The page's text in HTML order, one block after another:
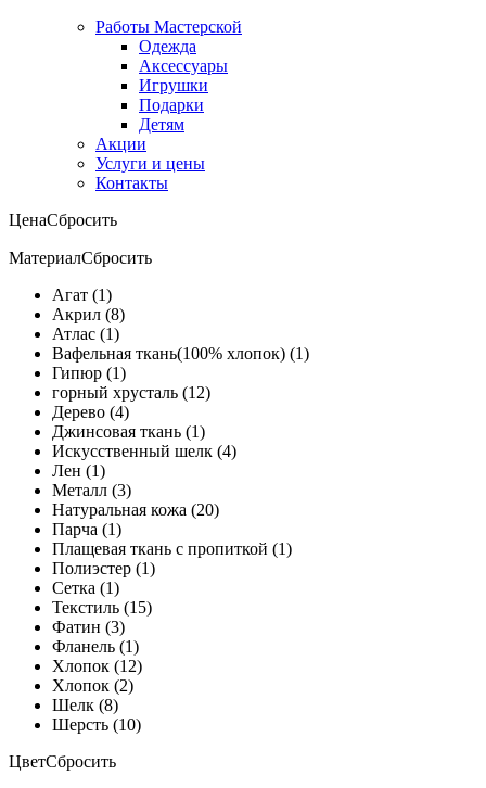
Работы Мастерской
Одежда
Аксессуары
Игрушки
Подарки
Детям
Акции
Услуги и цены
Контакты
ЦенаСбросить
МатериалСбросить
Агат (1)
Акрил (8)
Атлас (1)
Вафельная ткань(100% хлопок) (1)
Гипюр (1)
горный хрусталь (12)
Дерево (4)
Джинсовая ткань (1)
Искусственный шелк (4)
Лен (1)
Металл (3)
Натуральная кожа (20)
Парча (1)
Плащевая ткань с пропиткой (1)
Полиэстер (1)
Сетка (1)
Текстиль (15)
Фатин (3)
Фланель (1)
Хлопок (12)
Хлопок (2)
Шелк (8)
Шерсть (10)
ЦветСбросить